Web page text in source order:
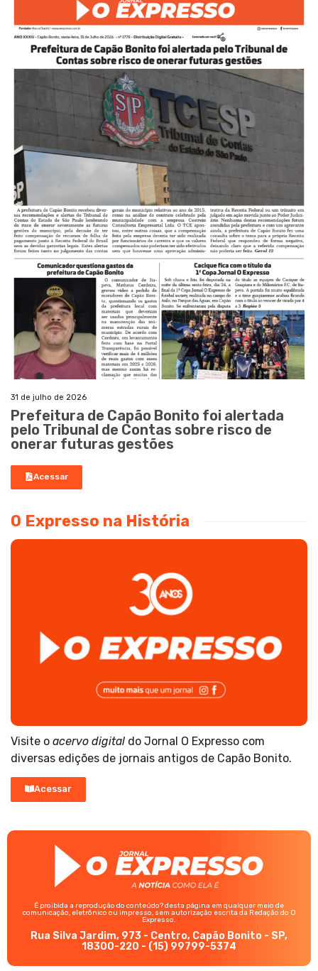
31 de julho de 2026
Prefeitura de Capão Bonito foi alertada
pelo Tribunal de Contas sobre risco de
onerar futuras gestões
Acessar
O Expresso na História
Visite o acervo digital do Jornal O Expresso com
diversas edições de jornais antigos de Capão Bonito.
Acessar
É proibida a reprodução do conteúdo? desta página em qualquer meio de
comunicação, eletrônico ou impresso, sem autorização escrita da Redação do O
Expresso.
Rua Silva Jardim, 973 - Centro, Capão Bonito - SP,
18300-220 - (15) 99799-5374